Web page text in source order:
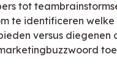
tot
te identificeren welke
versus diegenen